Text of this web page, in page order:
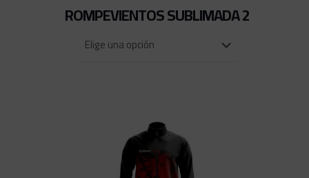
ROMPEVIENTOS SUBLIMADA 2